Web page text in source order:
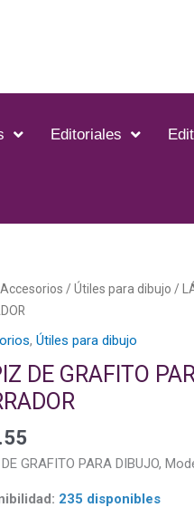
Editoriales
Accesorios / Útiles para dibujo /
, Útiles para dibujo
DE GRAFITO
GRAFITO PARA DIBUJO,
235 disponibles